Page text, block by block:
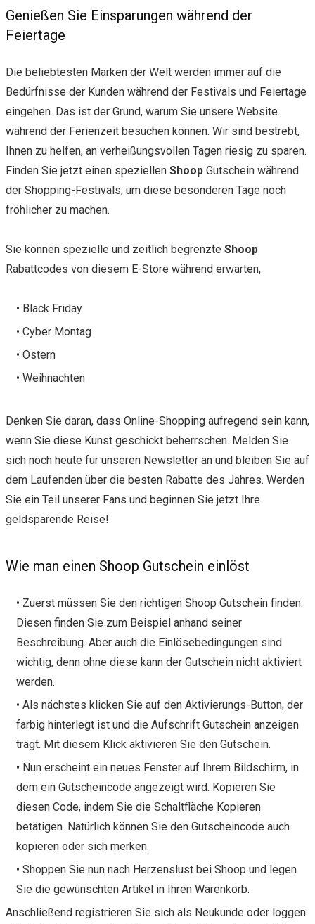
Genießen Sie Einsparungen während der
Feiertage
Die beliebtesten Marken der Welt werden immer auf die
Bedürfnisse der Kunden während der Festivals und Feiertage
eingehen. Das ist der Grund, warum Sie unsere Website
während der Ferienzeit besuchen können. Wir sind bestrebt,
Ihnen zu helfen, an verheißungsvollen Tagen riesig zu sparen.
Finden Sie jetzt einen speziellen Shoop Gutschein während
der Shopping-Festivals, um diese besonderen Tage noch
fröhlicher zu machen.
Sie können spezielle und zeitlich begrenzte Shoop
Rabattcodes von diesem E-Store während erwarten,
• Black Friday
• Cyber Montag
• Ostern
• Weihnachten
Denken Sie daran, dass Online-Shopping aufregend sein kann,
wenn Sie diese Kunst geschickt beherrschen. Melden Sie
sich noch heute für unseren Newsletter an und bleiben Sie auf
dem Laufenden über die besten Rabatte des Jahres. Werden
Sie ein Teil unserer Fans und beginnen Sie jetzt Ihre
geldsparende Reise!
Wie man einen Shoop Gutschein einlöst
• Zuerst müssen Sie den richtigen Shoop Gutschein finden.
Diesen finden Sie zum Beispiel anhand seiner
Beschreibung. Aber auch die Einlösebedingungen sind
wichtig, denn ohne diese kann der Gutschein nicht aktiviert
werden.
• Als nächstes klicken Sie auf den Aktivierungs-Button, der
farbig hinterlegt ist und die Aufschrift Gutschein anzeigen
trägt. Mit diesem Klick aktivieren Sie den Gutschein.
• Nun erscheint ein neues Fenster auf Ihrem Bildschirm, in
dem ein Gutscheincode angezeigt wird. Kopieren Sie
diesen Code, indem Sie die Schaltfläche Kopieren
betätigen. Natürlich können Sie den Gutscheincode auch
kopieren oder sich merken.
• Shoppen Sie nun nach Herzenslust bei Shoop und legen
Sie die gewünschten Artikel in Ihren Warenkorb.
Anschließend registrieren Sie sich als Neukunde oder loggen